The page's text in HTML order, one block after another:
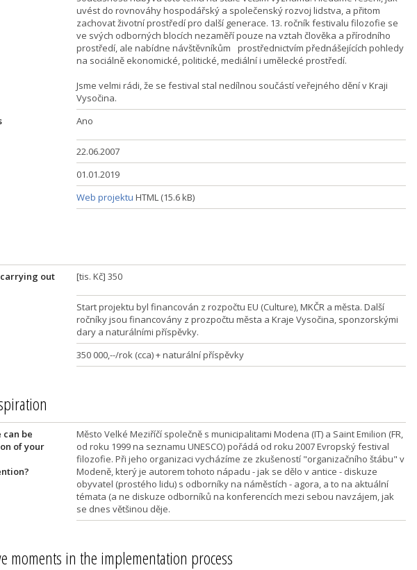
uvést do rovnováhy hospodářský a společenský rozvoj lidstva, a přitom
zachovat životní prostředí pro další generace. 13. ročník festivalu filozofie se
ve svých odborných blocích nezaměří pouze na vztah člověka a přírodního
prostředí, ale nabídne návštěvníkům prostřednictvím přednášejících pohledy
na sociálně ekonomické, politické, mediální i umělecké prostředí.
Jsme velmi rádi, že se festival stal nedílnou součástí veřejného dění v Kraji
Vysočina.
Ano
22.06.2007
01.01.2019
Web projektu HTML (15.6 kB)
out
[tis. Kč] 350
Start projektu byl financován z rozpočtu EU (Culture), MKČR a města. Další
ročníky jsou financovány z prozpočtu města a Kraje Vysočina, sponzorskými
dary a naturálními příspěvky.
350 000,--/rok (cca) + naturální příspěvky
be
of your
Město Velké Meziříčí společně s municipalitami Modena (IT) a Saint Emilion (FR,
od roku 1999 na seznamu UNESCO) pořádá od roku 2007 Evropský festival
filozofie. Při jeho organizaci vycházíme ze zkušeností "organizačního štábu" v
Modeně, který je autorem tohoto nápadu - jak se dělo v antice - diskuze
obyvatel (prostého lidu) s odborníky na náměstích - agora, a to na aktuální
témata (a ne diskuze odborníků na konferencích mezi sebou navzájem, jak
se dnes většinou děje.
moments in the implementation process